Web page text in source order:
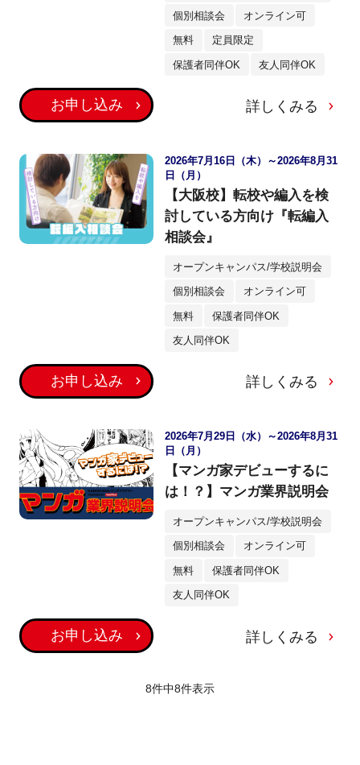
個別相談会 オンライン可
無料 定員限定
保護者同伴OK 友人同伴OK
お申し込み 詳しくみる
2026年7月16日（木）～2026年8月31
日（月）
【大阪校】転校や編入を検
討している方向け『転編入
相談会』
オープンキャンパス/学校説明会
個別相談会 オンライン可
無料 保護者同伴OK
友人同伴OK
お申し込み 詳しくみる
2026年7月29日（水）～2026年8月31
日（月）
【マンガ家デビューするに
は！？】マンガ業界説明会
オープンキャンパス/学校説明会
個別相談会 オンライン可
無料 保護者同伴OK
友人同伴OK
お申し込み 詳しくみる
8件中8件表示